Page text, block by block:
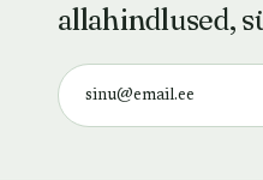
allahindlused,